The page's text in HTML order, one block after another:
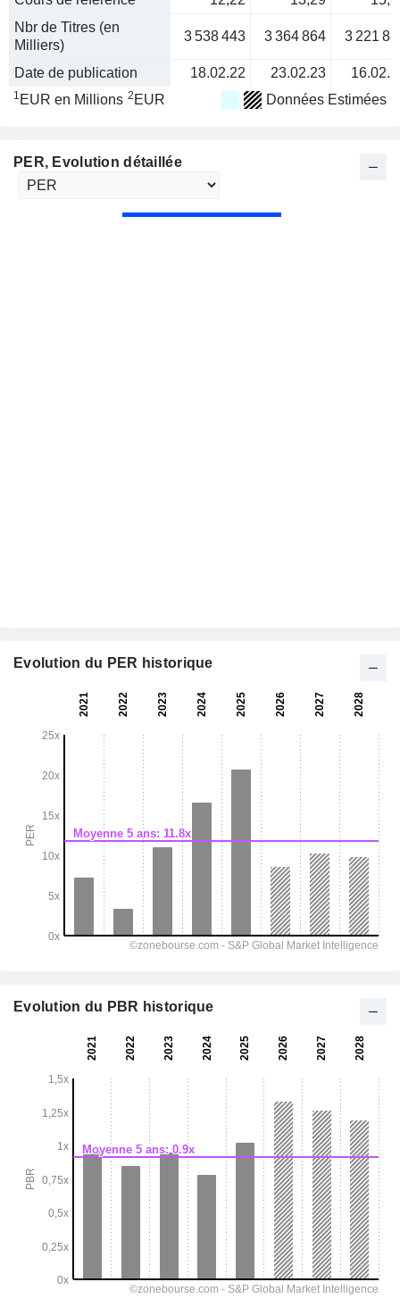
Nbr de Titres (en
Milliers)
3 538 443 3 364 864 3 221
Date de publication 18.02.22 23.02.23
1 EUR en Millions 2 EUR Données Estimées
PER, Evolution détaillée
Evolution du PER historique
Evolution du PBR historique